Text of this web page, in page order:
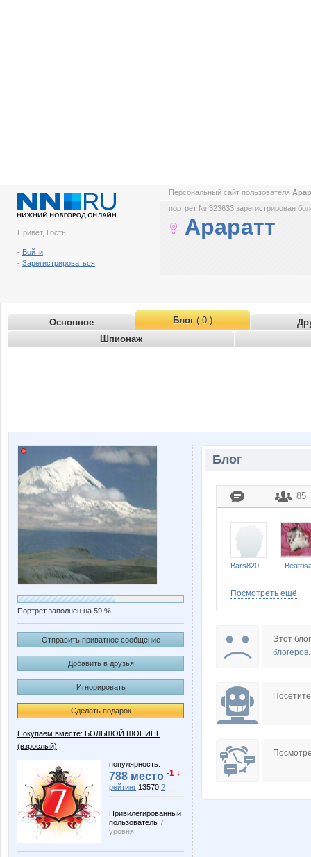
Привет, Гость !
- Войти
- Зарегистрироваться
Персональный сайт пользователя
портрет № 323633 зарегистрирован
Араратт
Основное Блог( 0 )
Шпионаж
Портрет заполнен на 59 %
Отправить приватное сообщение
Добавить в друзья
Игнорировать
Сделать подарок
Покупаем вместе: БОЛЬШОЙ ШОПИНГ
(взрослый)
популярность:
788 место -1 ↓
рейтинг 13570 ?
Привилегированный
пользователь 7
уровня
Блог
85
galnata
yashma
Посмотреть ещё
Этот
блогеров.